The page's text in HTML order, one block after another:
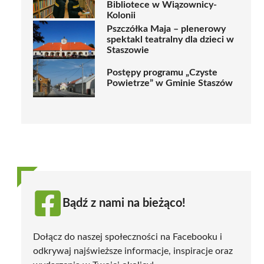
Bibliotece w Wiązownicy-
Kolonii
Pszczółka Maja – plenerowy
spektakl teatralny dla dzieci w
Staszowie
Postępy programu „Czyste
Powietrze” w Gminie Staszów
Bądź z nami na bieżąco!
Dołącz do naszej społeczności na Facebooku i
odkrywaj najświeższe informacje, inspiracje oraz